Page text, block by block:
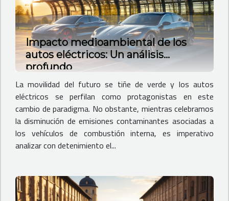
Impacto medioambiental de los
autos eléctricos: Un análisis
profundo
La movilidad del futuro se tiñe de verde y los autos
eléctricos se perfilan como protagonistas en este
cambio de paradigma. No obstante, mientras celebramos
la disminución de emisiones contaminantes asociadas a
los vehículos de combustión interna, es imperativo
analizar con detenimiento el...